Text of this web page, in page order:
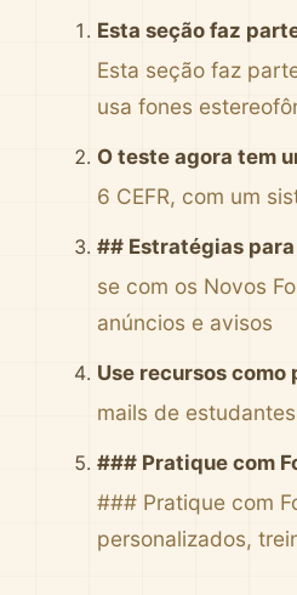
Esta seção faz
Esta seção faz
usa fones
O teste agora tem
6 CEFR, com um
## Estratégias
se com os Novos
anúncios e avisos
Use recursos como
mails de
### Pratique com
### Pratique com
personalizados,